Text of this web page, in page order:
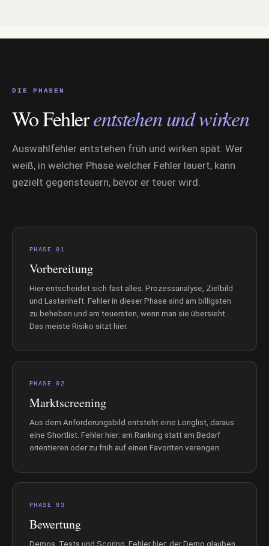
DIE PHASEN
Wo Fehlerentstehen und wirken
Auswahlfehler entstehen früh und wirken spät. Wer
weiß, in welcher Phase welcher Fehler lauert, kann
gezielt gegensteuern, bevor er teuer wird.
PHASE 01
Vorbereitung
Hier entscheidet sich fast alles. Prozessanalyse, Zielbild
und Lastenheft. Fehler in dieser Phase sind am billigsten
zu beheben und am teuersten, wenn man sie übersieht.
Das meiste Risiko sitzt hier.
PHASE 02
Marktscreening
Aus dem Anforderungsbild entsteht eine Longlist, daraus
eine Shortlist. Fehler hier: am Ranking statt am Bedarf
orientieren oder zu früh auf einen Favoriten verengen.
PHASE 03
Bewertung
Demos, Tests und Scoring. Fehler hier: der Demo glauben,